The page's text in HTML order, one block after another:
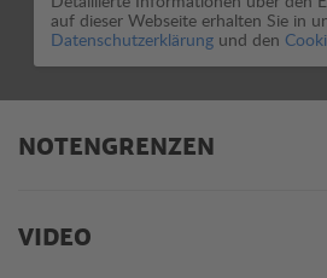
auf dieser Webseite erhalten Sie in
Datenschutzerklärung und den
NOTENGRENZEN
VIDEO